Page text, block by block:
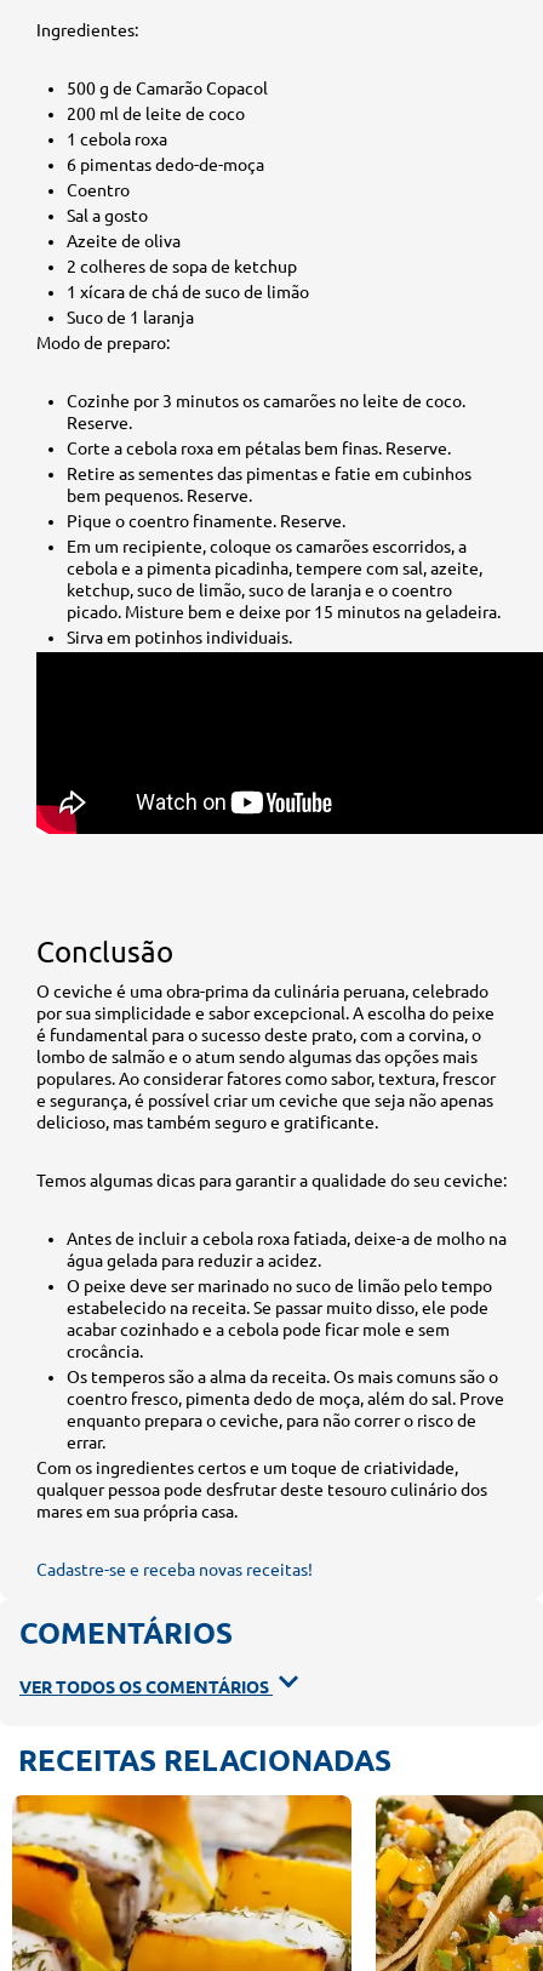
Ingredientes:
500 g de Camarão Copacol
200 ml de leite de coco
1 cebola roxa
6 pimentas dedo-de-moça
Coentro
Sal a gosto
Azeite de oliva
2 colheres de sopa de ketchup
1 xícara de chá de suco de limão
Suco de 1 laranja
Modo de preparo:
Cozinhe por 3 minutos os camarões no leite de coco.
Reserve.
Corte a cebola roxa em pétalas bem finas. Reserve.
Retire as sementes das pimentas e fatie em cubinhos
bem pequenos. Reserve.
Pique o coentro finamente. Reserve.
Em um recipiente, coloque os camarões escorridos, a
cebola e a pimenta picadinha, tempere com sal, azeite,
ketchup, suco de limão, suco de laranja e o coentro
picado. Misture bem e deixe por 15 minutos na geladeira.
Sirva em potinhos individuais.
Conclusão
O ceviche é uma obra-prima da culinária peruana, celebrado
por sua simplicidade e sabor excepcional. A escolha do peixe
é fundamental para o sucesso deste prato, com a corvina, o
lombo de salmão e o atum sendo algumas das opções mais
populares. Ao considerar fatores como sabor, textura, frescor
e segurança, é possível criar um ceviche que seja não apenas
delicioso, mas também seguro e gratificante.
Temos algumas dicas para garantir a qualidade do seu ceviche:
Antes de incluir a cebola roxa fatiada, deixe-a de molho na
água gelada para reduzir a acidez.
O peixe deve ser marinado no suco de limão pelo tempo
estabelecido na receita. Se passar muito disso, ele pode
acabar cozinhado e a cebola pode ficar mole e sem
crocância.
Os temperos são a alma da receita. Os mais comuns são o
coentro fresco, pimenta dedo de moça, além do sal. Prove
enquanto prepara o ceviche, para não correr o risco de
errar.
Com os ingredientes certos e um toque de criatividade,
qualquer pessoa pode desfrutar deste tesouro culinário dos
mares em sua própria casa.
Cadastre-se e receba novas receitas!
COMENTÁRIOS
VER TODOS OS COMENTÁRIOS
RECEITAS RELACIONADAS